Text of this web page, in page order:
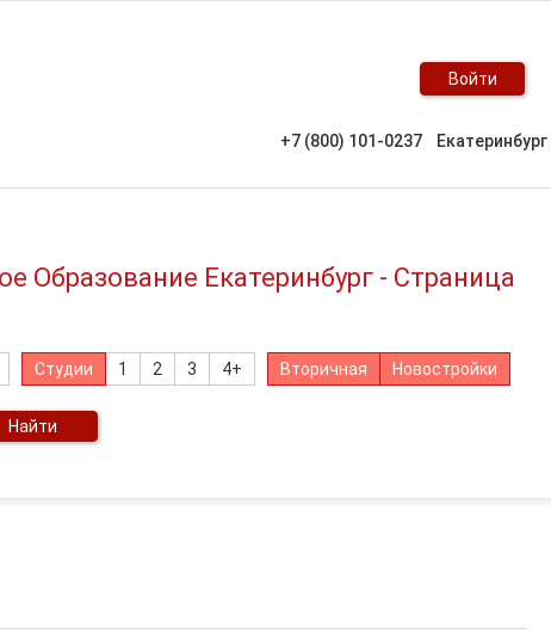
Войти
+7 (800) 101-0237 Екатеринбург
Образование Екатеринбург - Страница
Студии 1 2 3 4+ Вторичная Новостройки
Найти